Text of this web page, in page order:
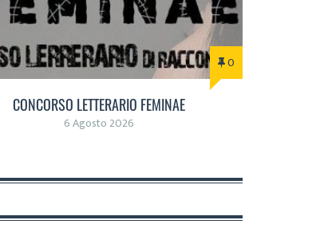
0
CONCORSO LETTERARIO FEMINAE
6 Agosto 2026